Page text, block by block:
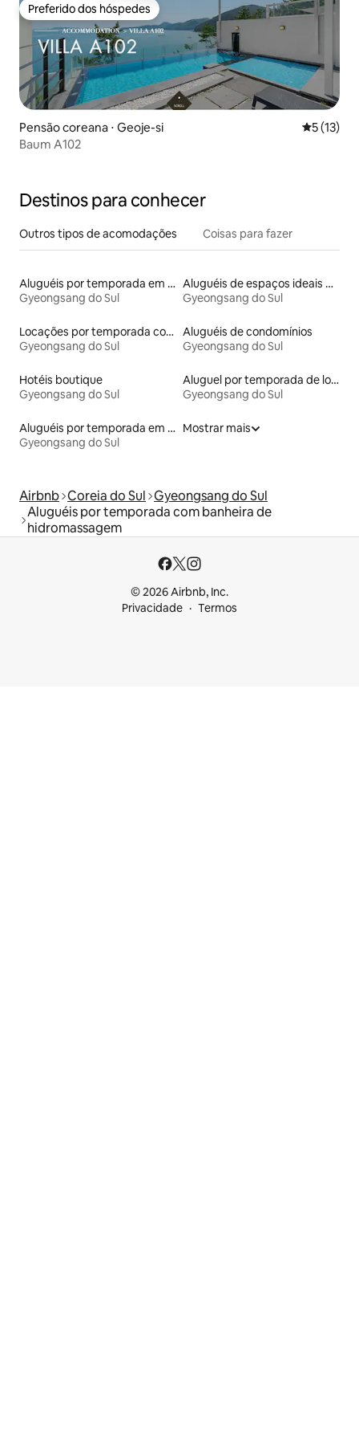
Preferido dos hóspedes
Preferido dos hóspedes
Pensão coreana ⋅ Geoje-si 5 de uma
5 (13)
Baum A102
Destinos para conhecer
Outros tipos de acomodações Coisas para fazer
Aluguéis por temporada em acampamentos
Gyeongsang do Sul
Aluguéis de espaços ideais para famílias
Gyeongsang do Sul
Locações por temporada com piscina
Gyeongsang do Sul
Aluguéis de condomínios
Gyeongsang do Sul
Hotéis boutique
Gyeongsang do Sul
Aluguel por temporada de lofts
Gyeongsang do Sul
Aluguéis por temporada em resorts
Gyeongsang do Sul
Mostrar mais
Airbnb Coreia do Sul Gyeongsang do Sul
Aluguéis por temporada com banheira de
hidromassagem
© 2026 Airbnb, Inc.
Privacidade
Termos